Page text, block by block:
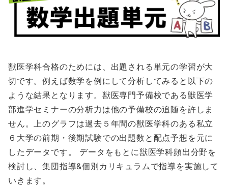
獣医学科合格のためには、出題される単元の学習が大
切です。例えば数学を例にして分析してみると以下の
ような結果となります。獣医専門予備校である獣医学
部進学セミナーの分析力は他の予備校の追随を許しま
せん。上のグラフは過去５年間の獣医学科のある私立
６大学の前期・後期試験での出題数と配点予想を元に
したデータです。 データをもとに獣医学科頻出分野を
検討し、集団指導&個別カリキュラムで指導を実施して
いきます。